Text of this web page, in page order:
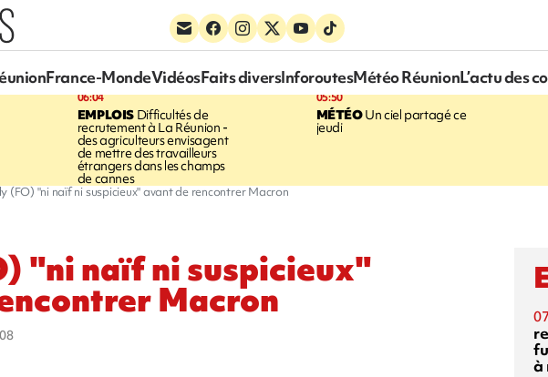
France-MondeVidéosFaits diversInforoutesMétéo RéunionL’actu des
06:04
EMPLOIS Difficultés de
recrutement à La Réunion -
des agriculteurs envisagent
de mettre des travailleurs
étrangers dans les champs
de cannes
05:50
MÉTÉOUn ciel partagé ce
jeudi
(FO) "ni naïf ni suspicieux" avant de rencontrer Macron
"ni naïf ni suspicieux"
Macron
à